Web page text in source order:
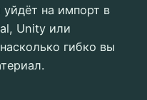
уйдёт на импорт в
Unity или
гибко вы